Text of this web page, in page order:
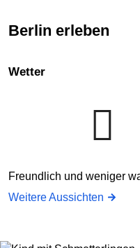
Berlin erleben
Wetter
Freundlich und weniger
Weitere Aussichten